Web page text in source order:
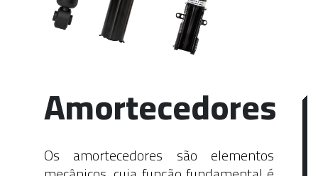
Amortecedores
Os amortecedores são elementos